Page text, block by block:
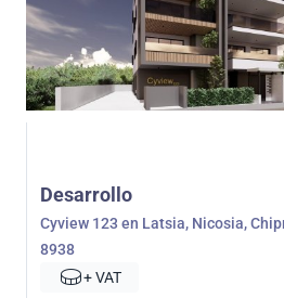
Desarrollo
Cyview 123 en Latsia, Nicosia,
8938
+ VAT